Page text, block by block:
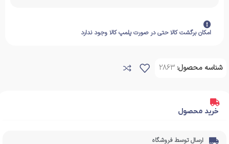
امکان برگشت کالا حتی در صورت پلمپ کالا وجود ندارد
شناسه محصول: 2863
خرید محصول
ارسال توسط فروشگاه